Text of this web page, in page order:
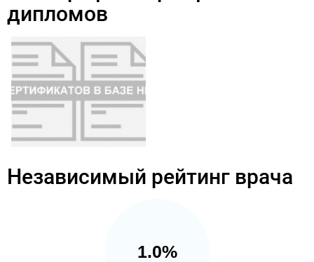
дипломов
Независимый рейтинг врача
1.0%